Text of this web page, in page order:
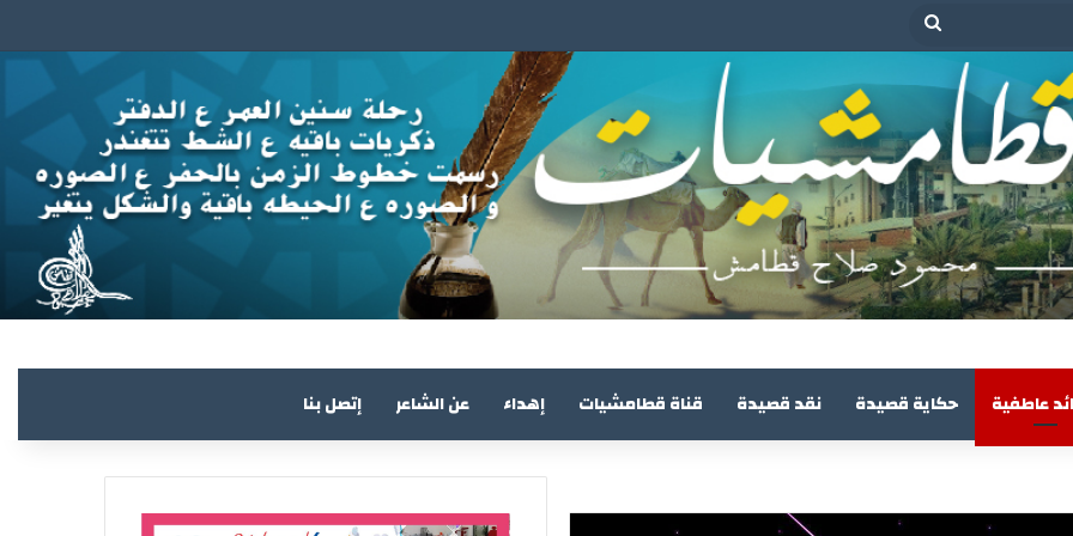
بحث
عاطفية حكاية قصيدة نقد قصيدة قناة قطامشيات إهداء عن الشاعر إتصل بنا